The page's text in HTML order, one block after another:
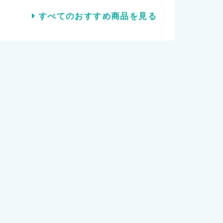
すべてのおすすめ商品を見る